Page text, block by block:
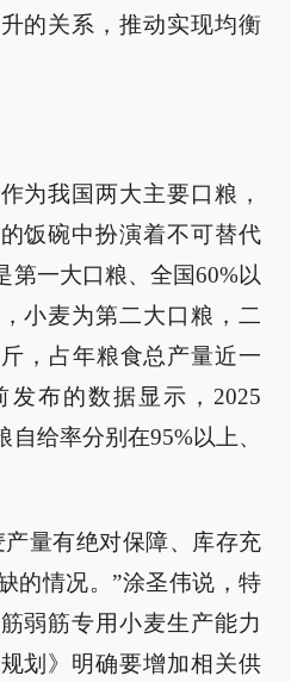
的关系，推动实现均衡
为我国两大主要口粮，
饭碗中扮演着不可替代
第一大口粮、全国60%以
小麦为第二大口粮，二
，占年粮食总产量近一
布的数据显示，2025
给率分别在95%以上、
量有绝对保障、库存充
的情况。”涂圣伟说，特
弱筋专用小麦生产能力
划》明确要增加相关供